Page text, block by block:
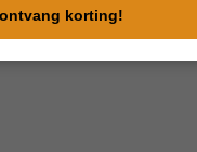
mailadres
korting!